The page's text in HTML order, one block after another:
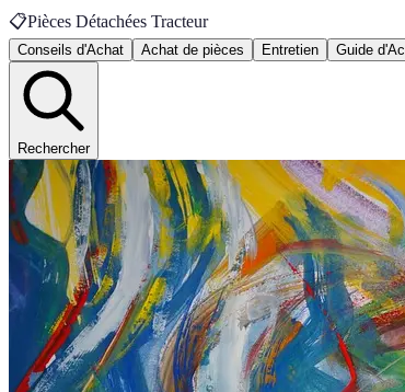
📋Pièces Détachées Tracteur
Conseils d'Achat Achat de pièces Entretien Guide
Rechercher